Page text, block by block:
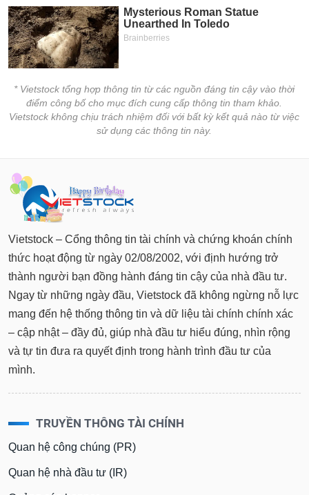
* Vietstock tổng hợp thông tin từ các nguồn đáng tin cậy vào thời
điểm công bố cho mục đích cung cấp thông tin tham khảo.
Vietstock không chịu trách nhiệm đối với bất kỳ kết quả nào từ việc
sử dụng các thông tin này.
Vietstock – Cổng thông tin tài chính và chứng khoán chính
thức hoạt động từ ngày 02/08/2002, với định hướng trở
thành người bạn đồng hành đáng tin cậy của nhà đầu tư.
Ngay từ những ngày đầu, Vietstock đã không ngừng nỗ lực
mang đến hệ thống thông tin và dữ liệu tài chính chính xác
– cập nhật – đầy đủ, giúp nhà đầu tư hiểu đúng, nhìn rộng
và tự tin đưa ra quyết định trong hành trình đầu tư của
mình.
TRUYỀN THÔNG TÀI CHÍNH
Quan hệ công chúng (PR)
Quan hệ nhà đầu tư (IR)